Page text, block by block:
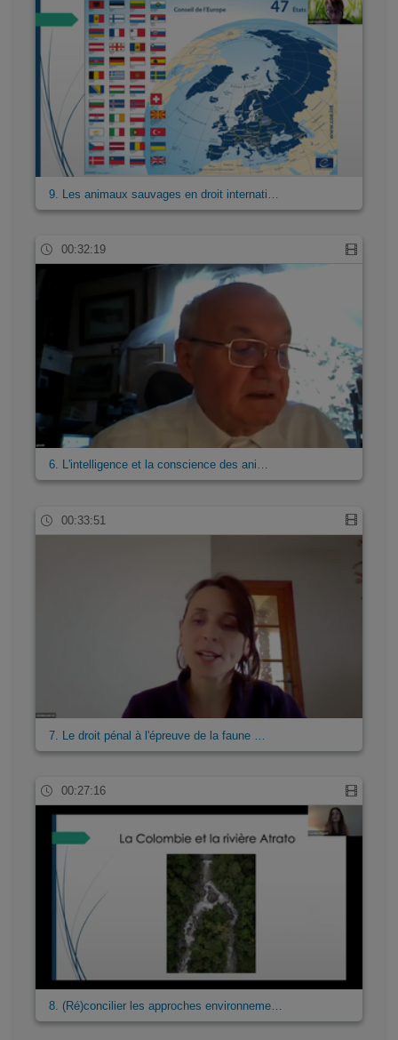
9. Les animaux sauvages en droit internati…
00:32:19
6. L'intelligence et la conscience des ani…
00:33:51
7. Le droit pénal à l'épreuve de la faune …
00:27:16
8. (Ré)concilier les approches environneme…